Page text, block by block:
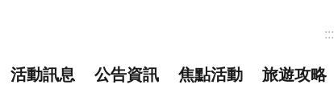
:::
活動訊息 公告資訊 焦點活動 旅遊攻略